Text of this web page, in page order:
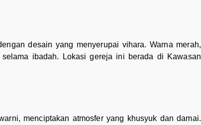
desain yang menyerupai vihara. Warna merah,
ibadah. Lokasi gereja ini berada di Kawasan
menciptakan atmosfer yang khusyuk dan damai.